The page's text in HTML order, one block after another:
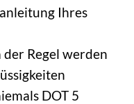
Ihres
Regel werden
DOT 5